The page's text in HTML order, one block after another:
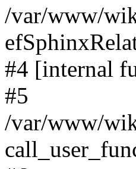
/var/www/
#4 [internal
#5
/var/www/